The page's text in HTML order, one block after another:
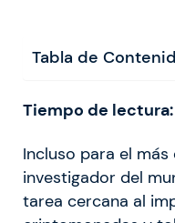
Tabla de
Tiempo de lectura:
Incluso para el
investigador del
tarea cercana al